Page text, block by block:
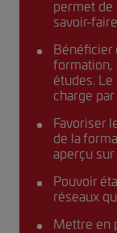
permet de
savoir-
Bénéficier
formation,
études.
charge par
Favoriser
de la
aperçu sur
Pouvoir
réseaux
Mettre en